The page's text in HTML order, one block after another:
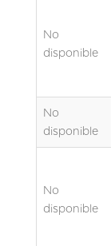
No
disponible
No
disponible
No
disponible